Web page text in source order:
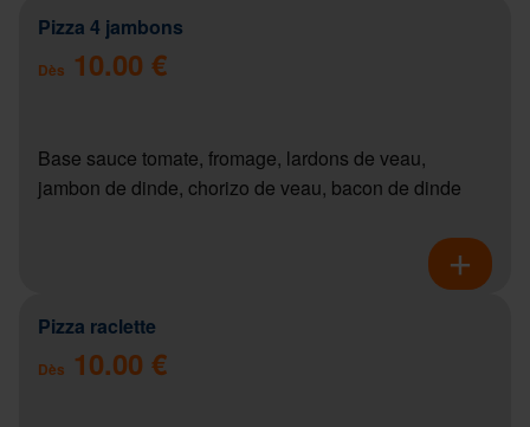
Pizza 4 jambons
Dès 10.00 €
Base sauce tomate, fromage, lardons de veau,
jambon de dinde, chorizo de veau, bacon de dinde
Pizza raclette
Dès 10.00 €